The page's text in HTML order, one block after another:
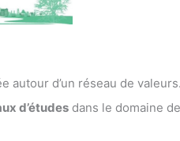
autour d’un réseau de
d’études dans le domaine